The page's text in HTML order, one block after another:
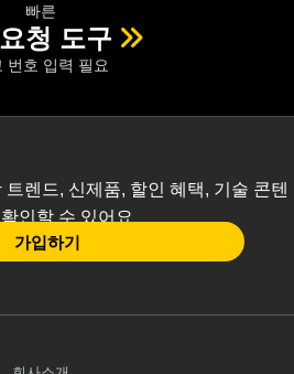
빠른
청 도구
번호 입력 필요
렌드, 신제품, 할인 혜택, 기술 콘텐
인할 수 있어요
가입하기